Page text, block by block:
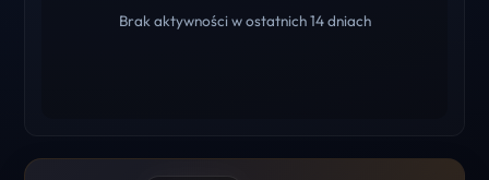
Brak aktywności w ostatnich 14 dniach